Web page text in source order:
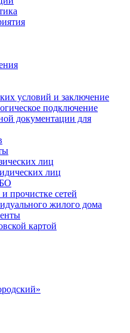
условий и заключение
подключение
документации для
лиц
лиц
прочистке сетей
жилого дома
картой